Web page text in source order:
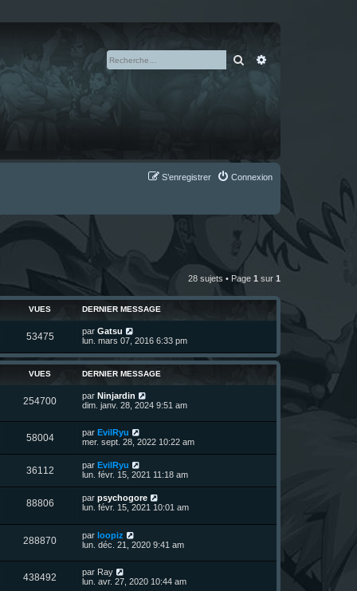
Rechercher
Connexion
S’enregistrer
28 sujets • Page 1 sur 1
VUES DERNIER MESSAGE
53475V
u
s
D
e
n
e
r
m
e
a
g
e
par Gatsu
lun. mars 07, 2016 6:33 pm
VUES DERNIER MESSAGE
254700V
u
D
e
n
i
e
r
m
e
s
s
a
g
par Ninjardin
dim. janv. 28, 2024 9:51 am
58004V
u
s
D
e
i
e
r
m
e
s
a
g
par EvilRyu
mer. sept. 28, 2022 10:22 am
36112V
u
D
e
i
e
e
s
s
a
g
par EvilRyu
lun. févr. 15, 2021 11:18 am
88806V
u
e
s
D
e
n
i
e
m
e
s
par psychogore
lun. févr. 15, 2021 10:01 am
288870V
u
D
e
n
i
e
par loopiz
lun. déc. 21, 2020 9:41 am
438492
D
e
par Ray
lun. avr. 27, 2020 10:44 am